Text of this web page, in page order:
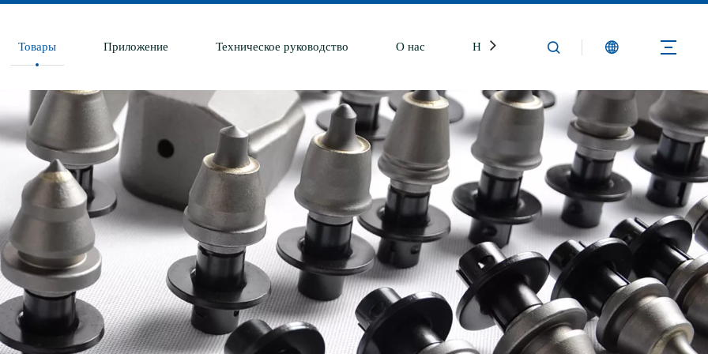
Товары Приложение Техническое руководство О нас Новости Свяжитесь с нами